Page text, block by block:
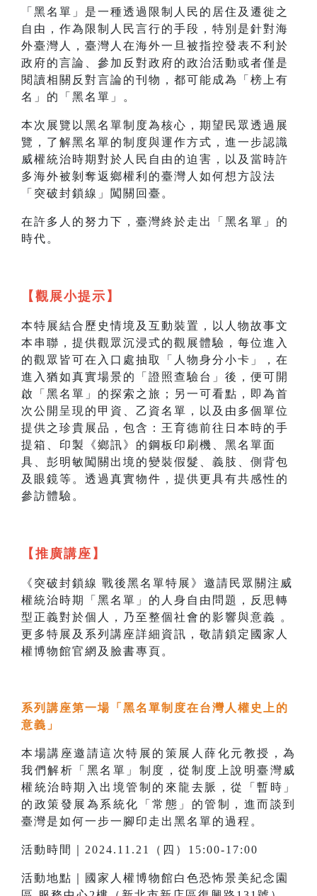
「黑名單」是一種透過限制人民的居住及遷徙之
自由，作為限制人民言行的手段，特別是針對海
外臺灣人，臺灣人在海外一旦被指控發表不利於
政府的言論、參加反對政府的政治活動或者僅是
閱讀相關反對言論的刊物，都可能成為「榜上有
名」的「黑名單」。
本次展覽以黑名單制度為核心，期望民眾透過展
覽，了解黑名單的制度與運作方式，進一步認識
威權統治時期對於人民自由的迫害，以及當時許
多海外被剝奪返鄉權利的臺灣人如何想方設法
「突破封鎖線」闖關回臺。
在許多人的努力下，臺灣終於走出「黑名單」的
時代。
【觀展小提示】
本特展結合歷史情境及互動裝置，以人物故事文
本串聯，提供觀眾沉浸式的觀展體驗，每位進入
的觀眾皆可在入口處抽取「人物身分小卡」，在
進入猶如真實場景的「證照查驗台」後，便可開
啟「黑名單」的探索之旅；另一可看點，即為首
次公開呈現的甲資、乙資名單，以及由多個單位
提供之珍貴展品，包含：王育德前往日本時的手
提箱、印製《鄉訊》的鋼板印刷機、黑名單面
具、彭明敏闖關出境的變裝假髮、義肢、側背包
及眼鏡等。透過真實物件，提供更具有共感性的
參訪體驗。
【推廣講座】
《突破封鎖線 戰後黑名單特展》邀請民眾關注威
權統治時期「黑名單」的人身自由問題，反思轉
型正義對於個人，乃至整個社會的影響與意義 。
更多特展及系列講座詳細資訊，敬請鎖定國家人
權博物館官網及臉書專頁。
系列講座第一場「黑名單制度在台灣人權史上的
意義」
本場講座邀請這次特展的策展人薛化元教授，為
我們解析「黑名單」制度，從制度上說明臺灣威
權統治時期入出境管制的來龍去脈，從「暫時」
的政策發展為系統化「常態」的管制，進而談到
臺灣是如何一步一腳印走出黑名單的過程。
活動時間｜2024.11.21（四）15:00-17:00
活動地點｜國家人權博物館白色恐怖景美紀念園